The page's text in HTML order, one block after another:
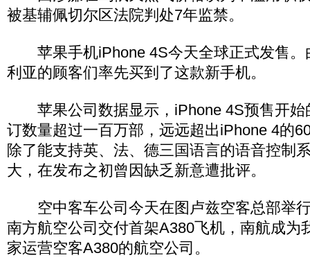
被基辅佩切尔区法院判处7年监禁。
苹果手机iPhone 4S今天全球正式发售。
利亚的顾客们率先买到了这款新手机。
苹果公司数据显示，iPhone 4S预售开始
订数量超过一百万部，远远超出iPhone 4的
除了能支持英、法、德三国语言的语音控制
大，在发布之初曾因缺乏新意遭批评。
空中客车公司今天在图卢兹空客总部举
南方航空公司交付首架A380飞机，南航成为
家运营空客A380的航空公司。